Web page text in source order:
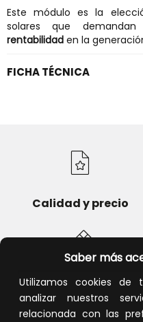
Saber más
Utilizamos cookies de
analizar nuestros
relacionada con las
Este módulo es la
solares que
rentabilidad en la
FICHA TÉCNICA
Calidad y precio
Devoluciones